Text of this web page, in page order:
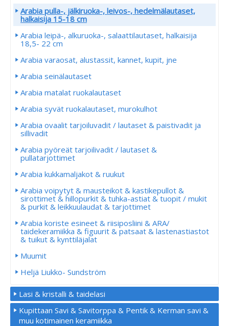
Arabia pulla-, jälkiruoka-, leivos-, hedelmälautaset,
halkaisija 15-18 cm
Arabia leipä-, alkuruoka-, salaattilautaset, halkaisija
18,5- 22 cm
Arabia varaosat, alustassit, kannet, kupit, jne
Arabia seinälautaset
Arabia matalat ruokalautaset
Arabia syvät ruokalautaset, murokulhot
Arabia ovaalit tarjoiluvadit / lautaset & paistivadit ja
sillivadit
Arabia pyöreät tarjoilivadit / lautaset &
pullatarjottimet
Arabia kukkamaljakot & ruukut
Arabia voipytyt & mausteikot & kastikepullot &
sirottimet & hillopurkit & tuhka-astiat & tuopit / mukit
& purkit & leikkuulaudat & tarjottimet
Arabia koriste esineet & riisiposliini & ARA/
taidekeramiikka & figuurit & patsaat & lastenastiastot
& tuikut & kynttiläjalat
Muumit
Heljä Liukko- Sundström
Lasi & kristalli & taidelasi
Kupittaan Savi & Savitorppa & Pentik & Kerman savi &
muu kotimainen keramiikka